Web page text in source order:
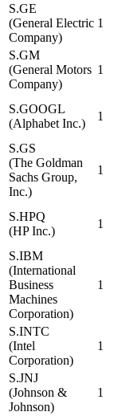
S.GE
(General Electric
Company)
1
S.GM
(General Motors
Company)
1
S.GOOGL
(Alphabet Inc.)
1
S.GS
(The Goldman
Sachs Group,
Inc.)
1
S.HPQ
(HP Inc.)
1
S.IBM
(International
Business
Machines
Corporation)
1
S.INTC
(Intel
Corporation)
1
S.JNJ
(Johnson &
Johnson)
1